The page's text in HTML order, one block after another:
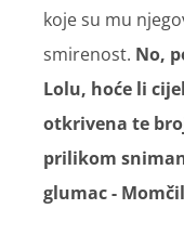
koje su mu
smirenost. No,
Lolu, hoće li
otkrivena te
prilikom
glumac -